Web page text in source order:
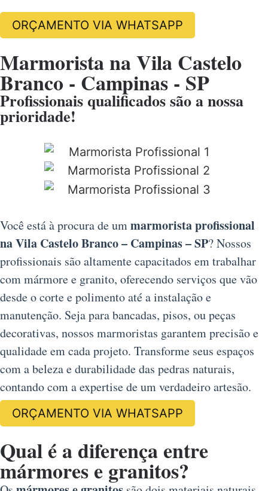
ORÇAMENTO VIA WHATSAPP
Marmorista na Vila Castelo
Branco - Campinas - SP
Profissionais qualificados são a nossa
prioridade!
Você está à procura de ummarmorista profissional
na Vila Castelo Branco – Campinas – SP? Nossos
profissionais são altamente capacitados em trabalhar
com mármore e granito, oferecendo serviços que vão
desde o corte e polimento até a instalação e
manutenção. Seja para bancadas, pisos, ou peças
decorativas, nossos marmoristas garantem precisão e
qualidade em cada projeto. Transforme seus espaços
com a beleza e durabilidade das pedras naturais,
contando com a expertise de um verdadeiro artesão.
ORÇAMENTO VIA WHATSAPP
Qual é a diferença entre
mármores e granitos?